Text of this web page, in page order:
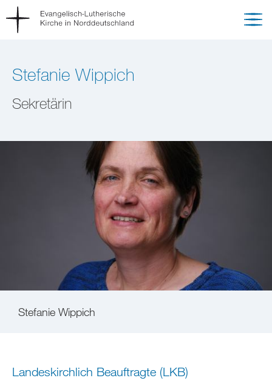
Stefanie Wippich
Sekretärin
Stefanie Wippich
Landeskirchlich Beauftragte (LKB)